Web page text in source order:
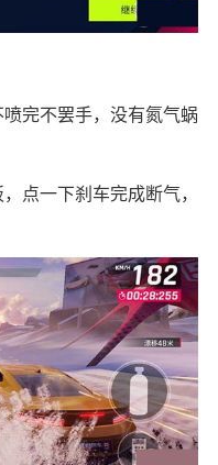
完不罢手，没有氮气蜗
点一下刹车完成断气，